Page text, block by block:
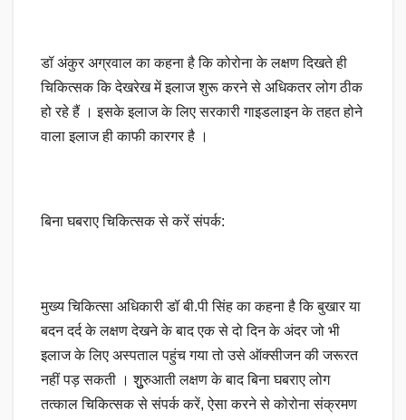
डॉ अंकुर अग्रवाल का कहना है कि कोरोना के लक्षण दिखते ही
चिकित्सक कि देखरेख में इलाज शुरू करने से अधिकतर लोग ठीक
हो रहे हैं । इसके इलाज के लिए सरकारी गाइडलाइन के तहत होने
वाला इलाज ही काफी कारगर है ।
बिना घबराए चिकित्सक से करें संपर्क:
मुख्य चिकित्सा अधिकारी डॉ बी.पी सिंह का कहना है कि बुखार या
बदन दर्द के लक्षण देखने के बाद एक से दो दिन के अंदर जो भी
इलाज के लिए अस्पताल पहुंच गया तो उसे ऑक्सीजन की जरूरत
नहीं पड़ सकती । शुुुरुआती लक्षण के बाद बिना घबराए लोग
तत्काल चिकित्सक से संपर्क करें, ऐसा करने से कोरोना संक्रमण